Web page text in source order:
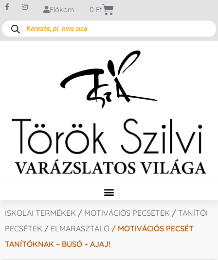
Fiókom 0 Ft
ISKOLAI TERMÉKEK / MOTIVÁCIÓS PECSÉTEK / TANÍTÓI
PECSÉTEK / ELMARASZTALÓ / MOTIVÁCIÓS PECSÉT
TANÍTÓKNAK – BUSÓ – AJAJ!